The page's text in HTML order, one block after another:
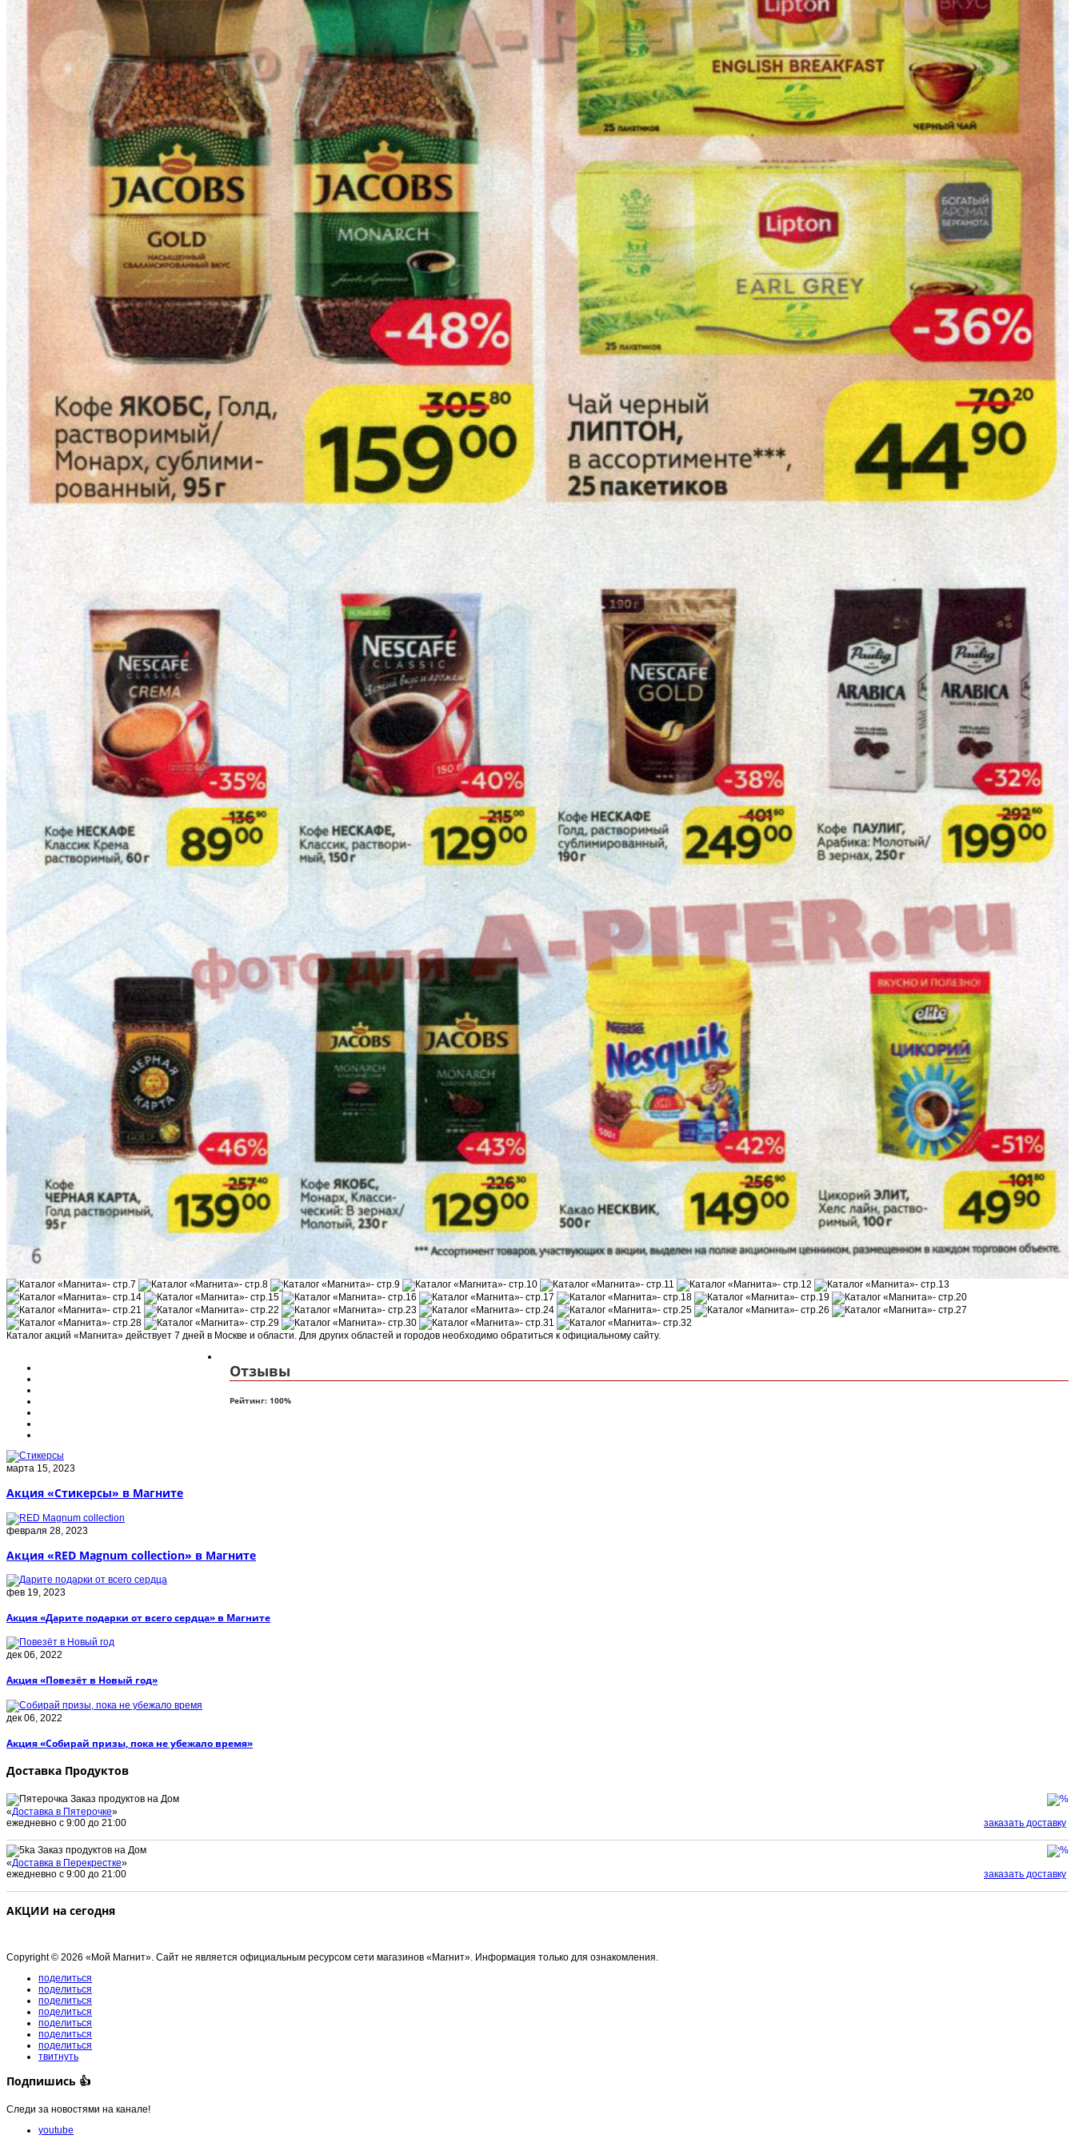
Каталог акций «Магнита» действует 7 дней в Москве и области. Для других областей и городов необходимо обратиться к официальному сайту.
Отзывы
Рейтинг: 100%
марта 15, 2023
Акция «Стикерсы» в Магните
февраля 28, 2023
Акция «RED Magnum collection» в Магните
фев 19, 2023
Акция «Дарите подарки от всего сердца» в Магните
дек 06, 2022
Акция «Повезёт в Новый год»
дек 06, 2022
Акция «Собирай призы, пока не убежало время»
Доставка Продуктов
Заказ продуктов на Дом
«Доставка в Пятерочке»
ежедневно с 9:00 до 21:00
заказать доставку
Заказ продуктов на Дом
«Доставка в Перекрестке»
ежедневно с 9:00 до 21:00
заказать доставку
АКЦИИ на сегодня
Copyright © 2026 «Мой Магнит». Сайт не является официальным ресурсом сети магазинов «Магнит». Информация только для ознакомления.
поделиться
поделиться
поделиться
поделиться
поделиться
поделиться
поделиться
твитнуть
Подпишись 👍
Следи за новостями на канале!
youtube